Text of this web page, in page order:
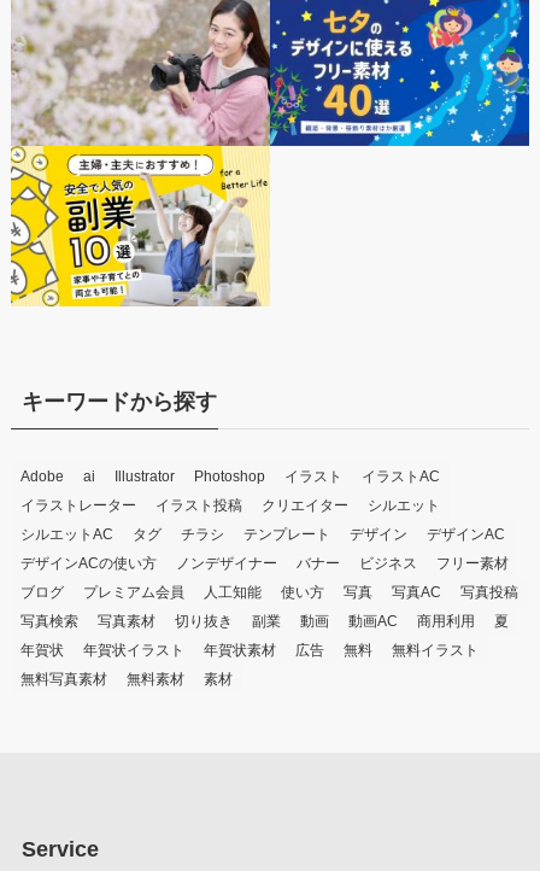
キーワードから探す
Adobe ai Illustrator Photoshop イラスト
イラストAC
イラストレーター
イラスト投稿 クリエイター
シルエット
シルエットAC
タグ チラシ テンプレート デザイン
デザインAC
デザインACの使い方
ノンデザイナー バナー ビジネス
フリー素材
ブログ
プレミアム会員 人工知能 使い方 写真 写真AC
写真投稿
写真検索
写真素材 切り抜き 副業 動画 動画AC 商用利用
夏
年賀状
年賀状イラスト 年賀状素材 広告 無料
無料イラスト
無料写真素材
無料素材 素材
Service